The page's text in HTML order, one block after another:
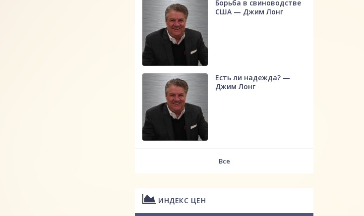
Борьба в свиноводстве
США — Джим Лонг
Есть ли надежда? —
Джим Лонг
Все
ИНДЕКС ЦЕН